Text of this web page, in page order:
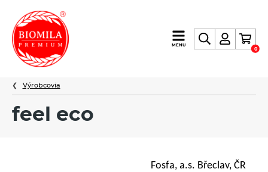
výroba
a
nielen
MENU
0
Výrobcovia
feel eco
Fosfa, a.s. Břeclav, ČR